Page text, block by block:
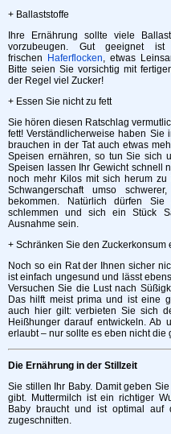
+ Ballaststoffe
Ihre Ernährung sollte viele
vorzubeugen. Gut geeignet
frischen
Haferflocken, etwas
Bitte seien Sie vorsichtig mit
der Regel viel Zucker!
+ Essen Sie nicht zu fett
Sie hören diesen Ratschlag
fett! Verständlicherweise haben Sie
brauchen in der Tat auch etwas
Speisen ernähren, so tun Sie sich
Speisen lassen Ihr Gewicht schnell
noch mehr Kilos mit sich herum
Schwangerschaft umso
bekommen. Natürlich dürfen
schlemmen und sich ein Stück
Ausnahme sein.
+ Schränken Sie den Zuckerkonsum
Noch so ein Rat der Ihnen sicher
ist einfach ungesund und lässt
Versuchen Sie die Lust nach
Das hilft meist prima und ist eine
auch hier gilt: verbieten Sie sich
Heißhunger darauf entwickeln. Ab
erlaubt – nur sollte es eben nicht die
Die Ernährung in der Stillzeit
Sie stillen Ihr Baby. Damit geben
gibt. Muttermilch ist ein richtiger
Baby braucht und ist optimal auf
zugeschnitten.